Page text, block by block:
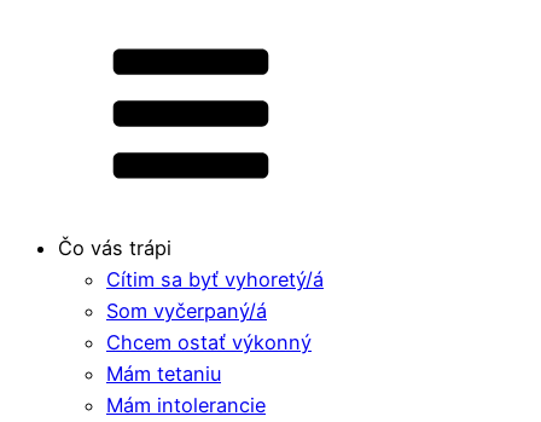
Čo vás trápi
Cítim sa byť vyhoretý/á
Som vyčerpaný/á
Chcem ostať výkonný
Mám tetaniu
Mám intolerancie